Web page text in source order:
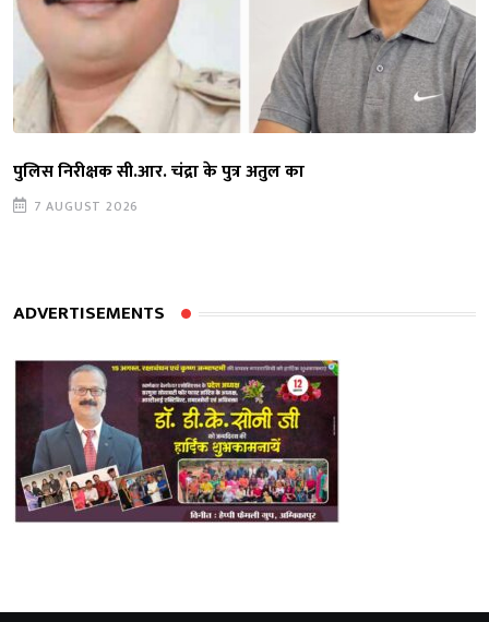
पुलिस निरीक्षक सी.आर. चंद्रा के पुत्र अतुल का
7 AUGUST 2026
ADVERTISEMENTS